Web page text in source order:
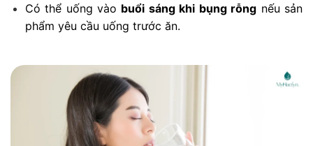
Có thể uống vào buổi sáng khi bụng rỗng nếu sản
phẩm yêu cầu uống trước ăn.